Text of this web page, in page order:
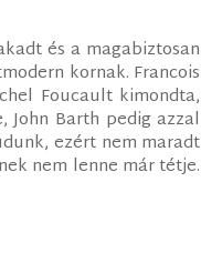
és a magabiztosan
kornak. Francois
Foucault kimondta,
Barth pedig azzal
ezért nem maradt
nem lenne már tétje.